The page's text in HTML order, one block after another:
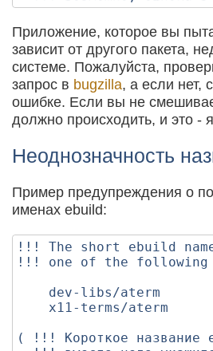
Приложение, которое вы
зависит от другого пакета,
системе. Пожалуйста,
запрос в bugzilla, а если нет,
ошибке. Если вы не
должно происходить, и это -
Неоднозначность
Пример предупреждения о
именах ebuild:
!!! The short ebuild
!!! one of the following
    dev-libs/aterm
    x11-terms/aterm
( !!! Короткое название